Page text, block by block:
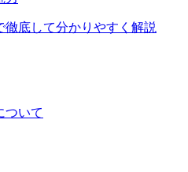
徹底して分かりやすく解説
ついて